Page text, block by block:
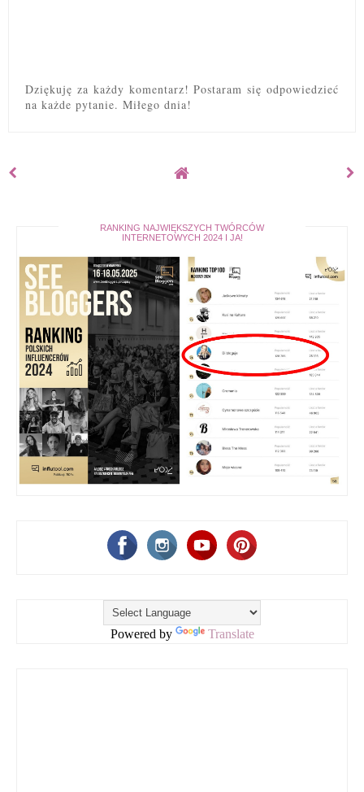
Dziękuję za każdy komentarz! Postaram się odpowiedzieć
na każde pytanie. Miłego dnia!
RANKING NAJWIĘKSZYCH TWÓRCÓW
INTERNETOWYCH 2024 I JA!
Powered by Translate